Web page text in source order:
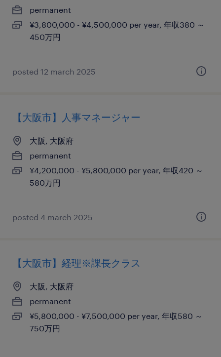
permanent
¥3,800,000 - ¥4,500,000 per year, 年収380 ～
450万円
posted 12 march 2025
【大阪市】人事マネージャー
大阪, 大阪府
permanent
¥4,200,000 - ¥5,800,000 per year, 年収420 ～
580万円
posted 4 march 2025
【大阪市】経理※課長クラス
大阪, 大阪府
permanent
¥5,800,000 - ¥7,500,000 per year, 年収580 ～
750万円